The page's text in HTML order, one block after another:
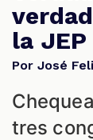
la JEP
Por José
tres